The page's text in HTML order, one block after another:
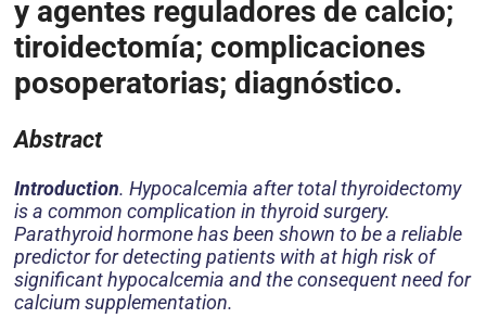
y agentes reguladores de calcio;
tiroidectomía; complicaciones
posoperatorias; diagnóstico.
Abstract
Introduction. Hypocalcemia after total thyroidectomy
is a common complication in thyroid surgery.
Parathyroid hormone has been shown to be a reliable
predictor for detecting patients with at high risk of
significant hypocalcemia and the consequent need for
calcium supplementation.